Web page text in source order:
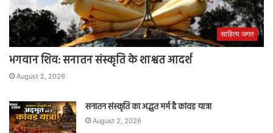
साहित्य जगत
भगवान शिव: सनातन संस्कृति के शाश्वत आदर्श
August 2, 2026
सनातन संस्कृति का अद्भुत मर्म है कांवड़ यात्रा
August 2, 2026